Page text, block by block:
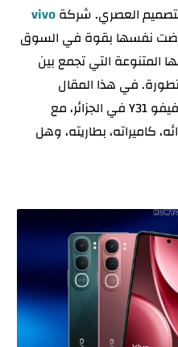
والتصميم العصري. شركةvivo
نفسها بقوة في السوق
المتنوعة التي تجمع بين
في هذا المقال
سنتعرف على مواصفات وسعر فيفو Y31 في الجزائر، مع
كاميراته، بطاريته، وهل